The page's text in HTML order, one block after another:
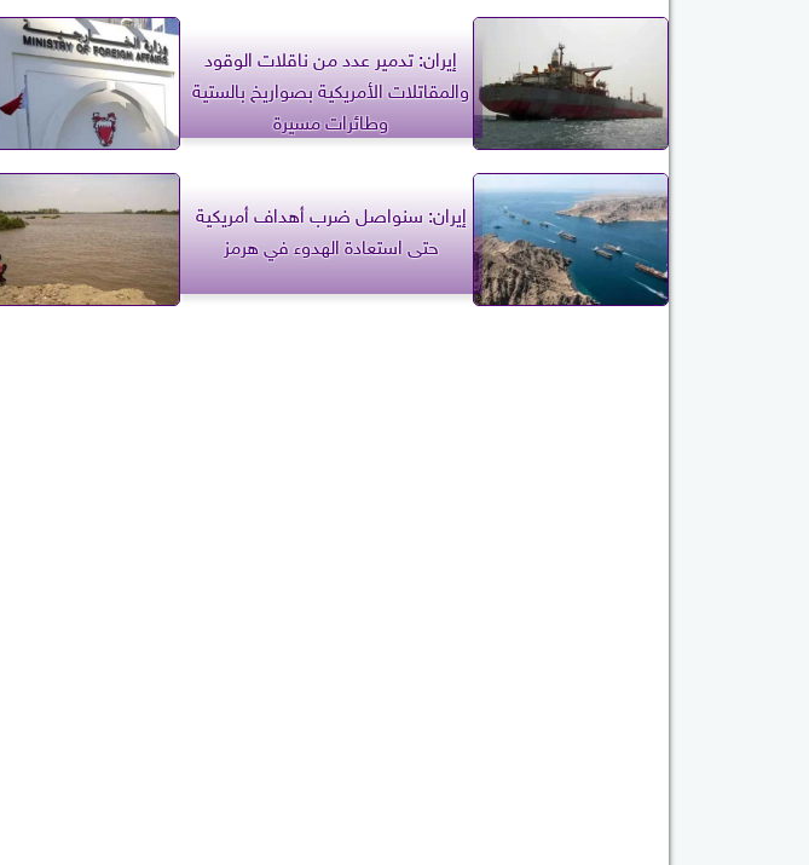
إيران: تدمير عدد من ناقلات الوقود
والمقاتلات الأمريكية بصواريخ بالستية
وطائرات مسيرة
إيران: سنواصل ضرب أهداف أمريكية
حتى استعادة الهدوء في هرمز